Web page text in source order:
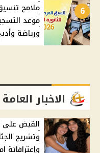
6
موعد
ورياضة
الاخبار العامة
القبض على
وتشريح
وإعترافاتة